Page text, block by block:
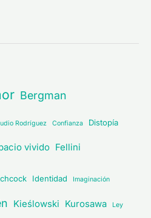
Bergman
Rodríguez Confianza Distopía
vivido Fellini
Identidad Imaginación
Kieślowski Kurosawa Ley